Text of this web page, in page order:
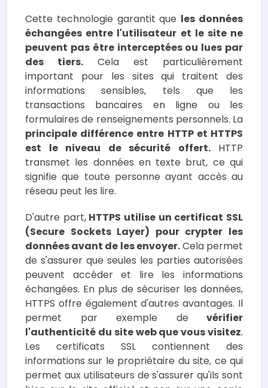
Cette technologie garantit que les données
échangées entre l'utilisateur et le site ne
peuvent pas être interceptées ou lues par
des tiers. Cela est particulièrement
important pour les sites qui traitent des
informations sensibles, tels que les
transactions bancaires en ligne ou les
formulaires de renseignements personnels. La
principale différence entre HTTP et HTTPS
est le niveau de sécurité offert.HTTP
transmet les données en texte brut, ce qui
signifie que toute personne ayant accès au
réseau peut les lire.
D'autre part,HTTPS utilise un certificat SSL
(Secure Sockets Layer) pour crypter les
données avant de les envoyer.Cela permet
de s'assurer que seules les parties autorisées
peuvent accéder et lire les informations
échangées. En plus de sécuriser les données,
HTTPS offre également d'autres avantages. Il
permet par exemple de vérifier
l'authenticité du site web que vous visitez.
Les certificats SSL contiennent des
informations sur le propriétaire du site, ce qui
permet aux utilisateurs de s'assurer qu'ils sont